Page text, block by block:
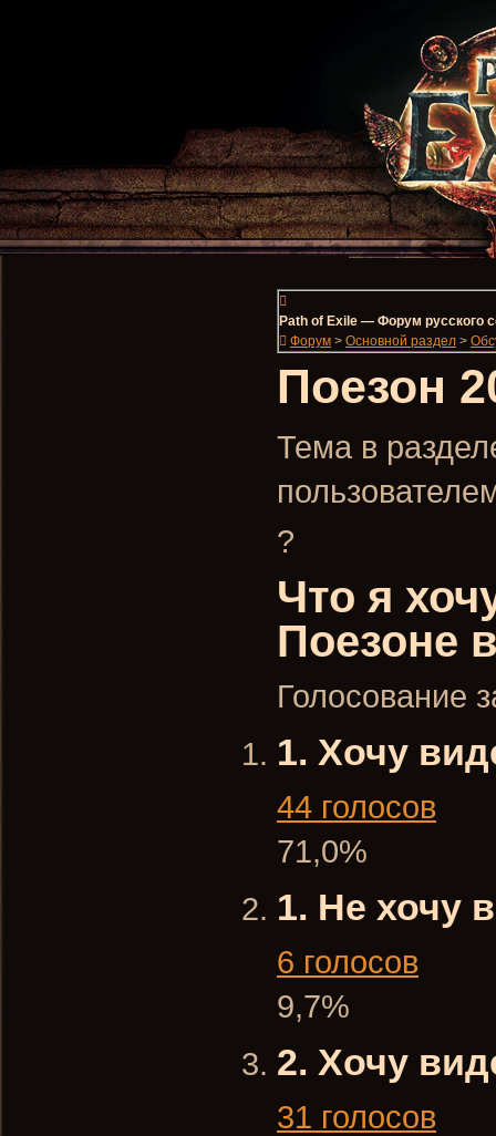
Path of Exile — Форум русского
Форум > Основной раздел >
Поезон
Тема в
?
Что я
Поезоне
Голосование
1. Хочу
44 голосов
71,0%
1. Не хочу
6 голосов
9,7%
2. Хочу
31 голосов